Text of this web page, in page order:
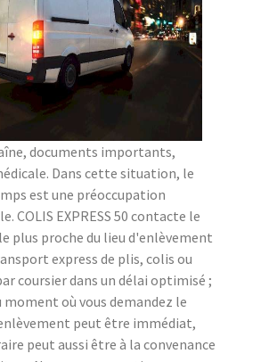
documents importants,
Dans cette situation, le
est une préoccupation
COLIS EXPRESS 50 contacte le
plus proche du lieu d'enlèvement
express de plis, colis ou
coursier dans un délai optimisé ;
moment où vous demandez le
peut être immédiat,
peut aussi être à la convenance